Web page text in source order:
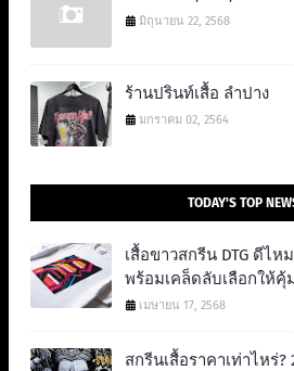
มิถุนายน 22, 2568
ร้านปรินท์เสื้อ ลำปาง
มกราคม 02, 2564
TODAY'S TOP
เสื้อขาวสกรีน DTG ดีไ
พร้อมเคล็ดลับเลือกให้คุ้
เมษายน 17, 2568
สกรีนเสื้อราคาเท่าไหร่